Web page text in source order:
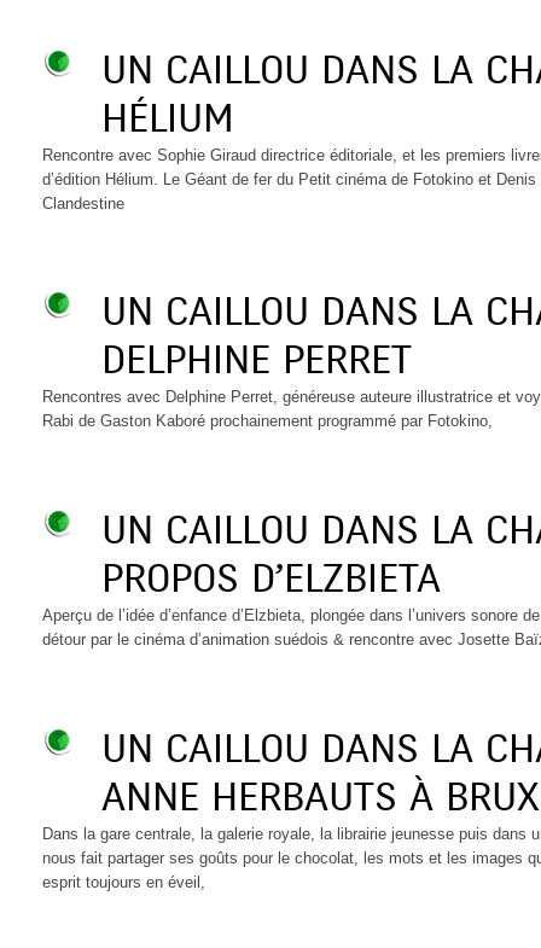
UN CAILLOU DANS LA
HÉLIUM
Rencontre avec Sophie Giraud directrice éditoriale, et les premiers
d’édition Hélium. Le Géant de fer du Petit cinéma de Fotokino et
Clandestine
UN CAILLOU DANS LA
DELPHINE PERRET
Rencontres avec Delphine Perret, généreuse auteure illustratrice et
Rabi de Gaston Kaboré prochainement programmé par Fotokino,
UN CAILLOU DANS LA
PROPOS D’ELZBIETA
Aperçu de l’idée d’enfance d’Elzbieta, plongée dans l’univers sonore
détour par le cinéma d’animation suédois & rencontre avec Josette
UN CAILLOU DANS LA
ANNE HERBAUTS À
Dans la gare centrale, la galerie royale, la librairie jeunesse puis dans
nous fait partager ses goûts pour le chocolat, les mots et les images
esprit toujours en éveil,